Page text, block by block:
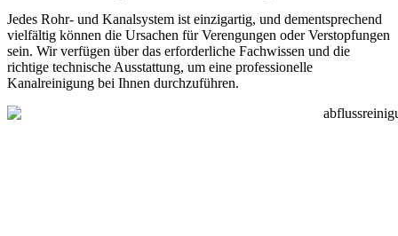
Jedes Rohr- und Kanalsystem ist einzigartig, und dementsprechend
vielfältig können die Ursachen für Verengungen oder Verstopfungen
sein. Wir verfügen über das erforderliche Fachwissen und die
richtige technische Ausstattung, um eine professionelle
Kanalreinigung bei Ihnen durchzuführen.